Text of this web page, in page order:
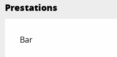
Prestations
Bar